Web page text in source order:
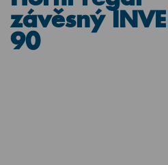
závěsný
90